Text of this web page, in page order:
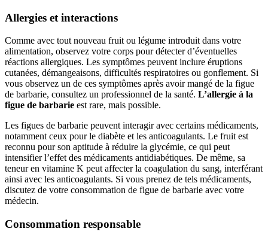
Allergies et interactions
Comme avec tout nouveau fruit ou légume introduit dans votre
alimentation, observez votre corps pour détecter d’éventuelles
réactions allergiques. Les symptômes peuvent inclure éruptions
cutanées, démangeaisons, difficultés respiratoires ou gonflement. Si
vous observez un de ces symptômes après avoir mangé de la figue
de barbarie, consultez un professionnel de la santé. L’allergie à la
figue de barbarie est rare, mais possible.
Les figues de barbarie peuvent interagir avec certains médicaments,
notamment ceux pour le diabète et les anticoagulants. Le fruit est
reconnu pour son aptitude à réduire la glycémie, ce qui peut
intensifier l’effet des médicaments antidiabétiques. De même, sa
teneur en vitamine K peut affecter la coagulation du sang, interférant
ainsi avec les anticoagulants. Si vous prenez de tels médicaments,
discutez de votre consommation de figue de barbarie avec votre
médecin.
Consommation responsable